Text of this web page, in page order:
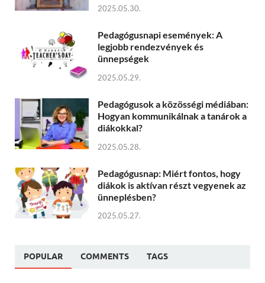
2025.05.30.
Pedagógusnapi események: A
legjobb rendezvények és
ünnepségek
2025.05.29.
Pedagógusok a közösségi médiában:
Hogyan kommunikálnak a tanárok a
diákokkal?
2025.05.28.
Pedagógusnap: Miért fontos, hogy
diákok is aktívan részt vegyenek az
ünneplésben?
2025.05.27.
POPULAR COMMENTS TAGS